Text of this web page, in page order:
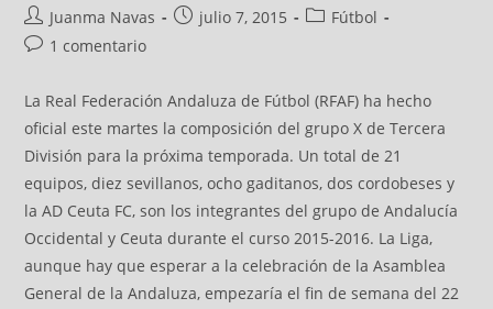
Juanma Navas julio 7, 2015
Fútbol
1 comentario
La Real Federación Andaluza de Fútbol (RFAF) ha hecho
oficial este martes la composición del grupo X de Tercera
División para la próxima temporada. Un total de 21
equipos, diez sevillanos, ocho gaditanos, dos cordobeses y
la AD Ceuta FC, son los integrantes del grupo de Andalucía
Occidental y Ceuta durante el curso 2015-2016. La Liga,
aunque hay que esperar a la celebración de la Asamblea
General de la Andaluza, empezaría el fin de semana del 22